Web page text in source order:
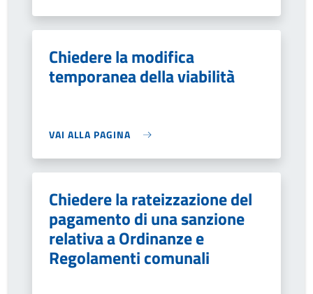
Chiedere la modifica
temporanea della viabilità
VAI ALLA PAGINA
Chiedere la rateizzazione del
pagamento di una sanzione
relativa a Ordinanze e
Regolamenti comunali